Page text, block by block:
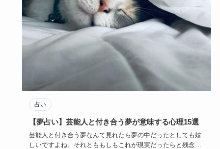
占い
【夢占い】芸能人と付き合う夢が意味する心理15選
芸能人と付き合う夢なんて見れたら夢の中だったとしても嬉
しいですよね。それとももしもこれが現実だったらと残念に